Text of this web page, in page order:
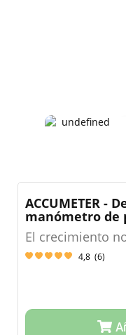
ACCUMETER -
manómetro de
El crecimiento
4,8 (6)